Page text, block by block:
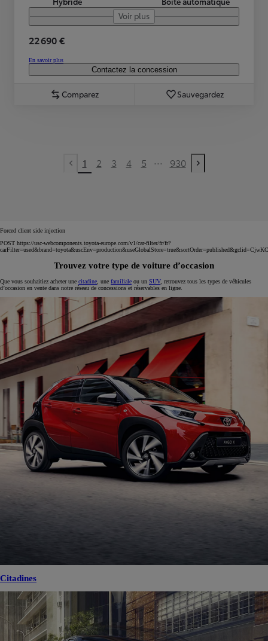
Voir plus
22 690 €
En savoir plus
Contactez la concession
Comparez Sauvegardez
Previous page
1 2 3 4 5 ... 930
Next page
Forced client side injection
POST https://usc-webcomponents.toyota-europe.com/v1/car-filter/fr/fr?
Trouvez votre type de voiture d’occasion
Que vous souhaitiez acheter une citadine , une familiale ou un SUV, retrouvez tous les types de véhicules
d’occasion en vente dans notre réseau de concessions et réservables en ligne.
Citadines